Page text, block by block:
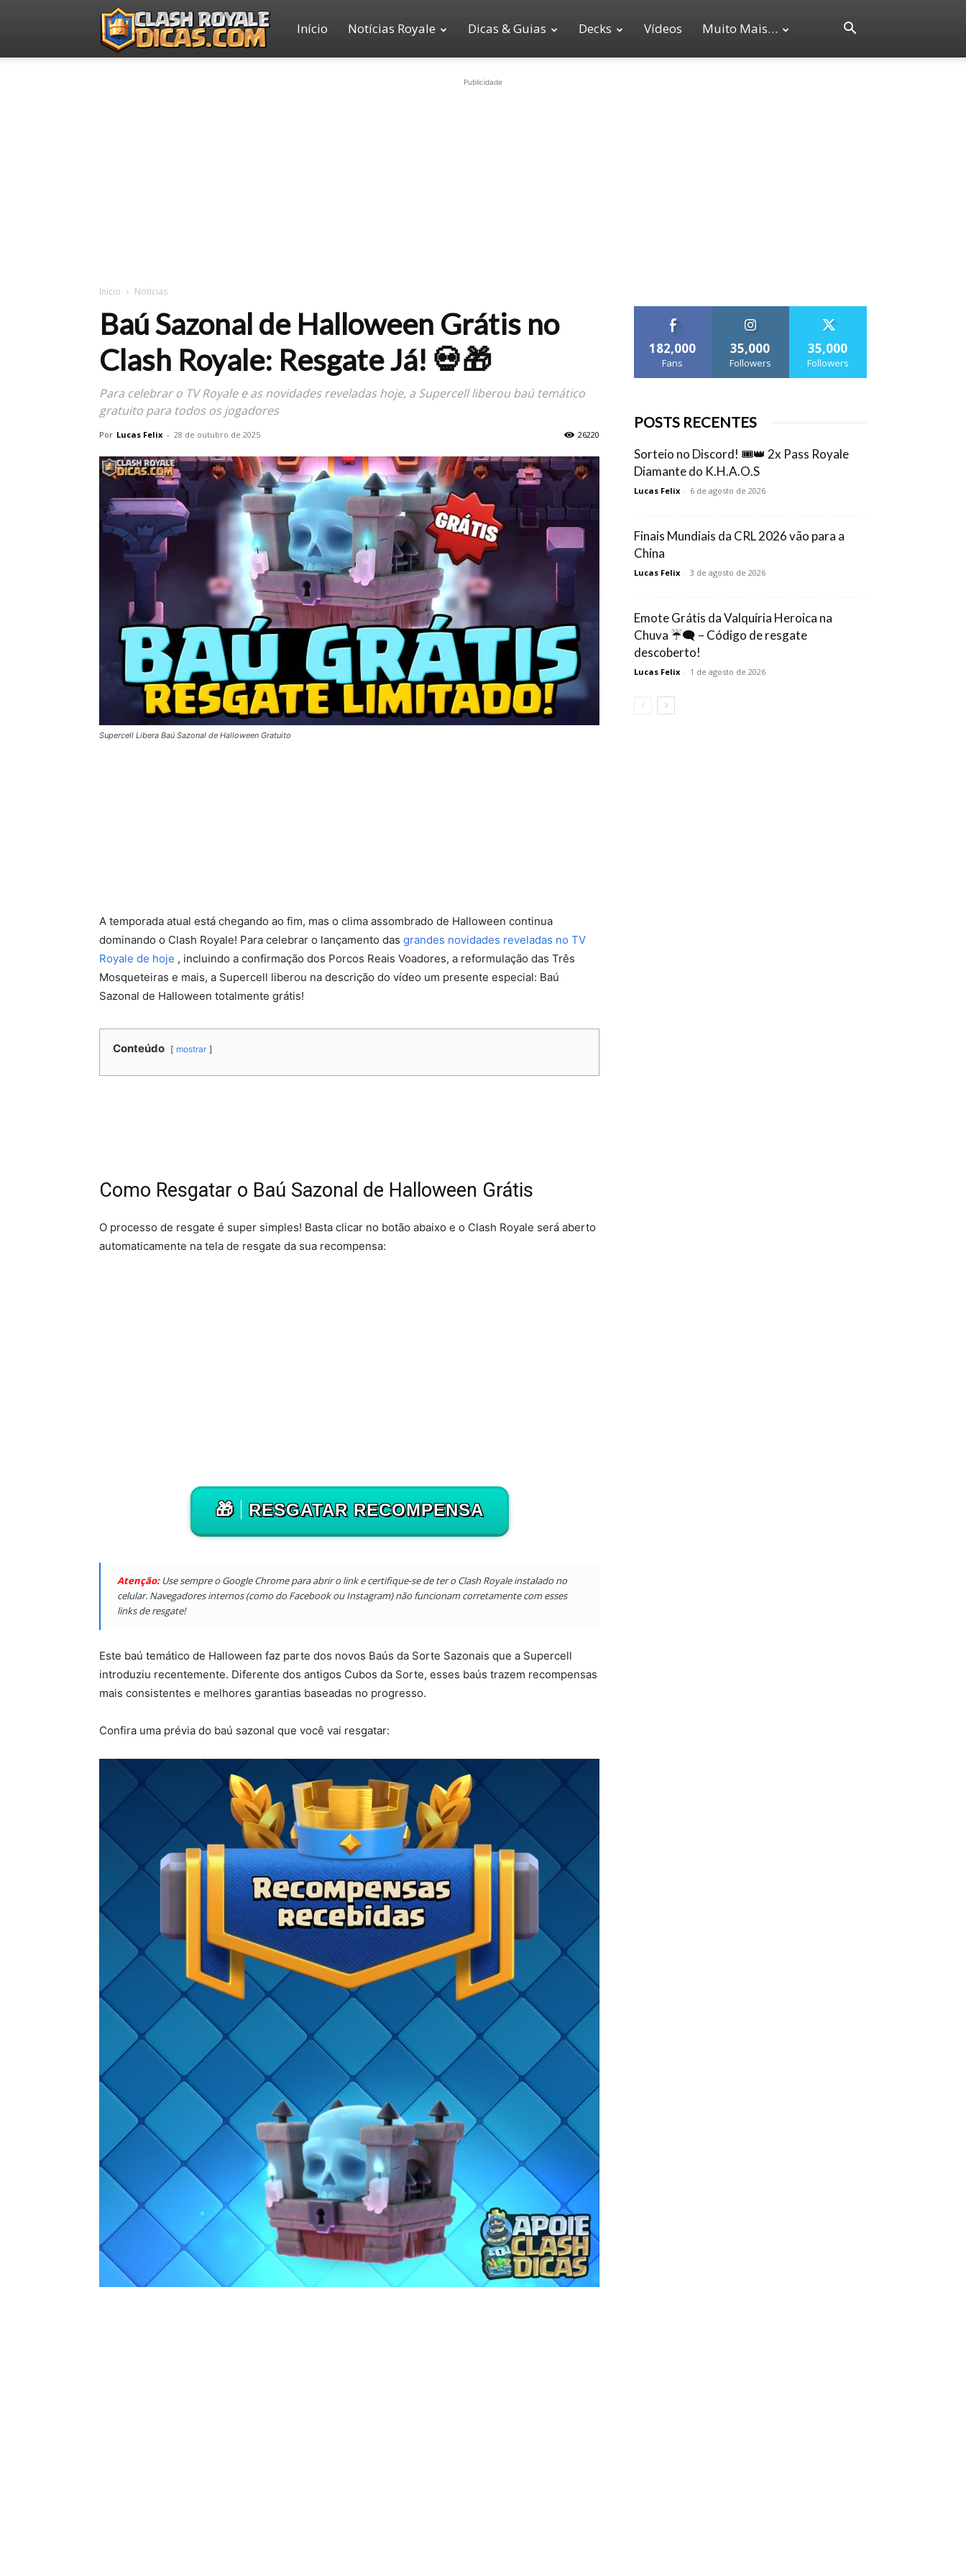
Clash
Início Notícias Royale Dicas & Guias Decks Vídeos Muito Mais…
Publicidade
Início Notícias
Baú Sazonal de Halloween Grátis no
Clash Royale: Resgate Já! 💀🎁
Para celebrar o TV Royale e as novidades reveladas hoje, a Supercell liberou baú temático
gratuito para todos os jogadores
Por Lucas Felix - 28 de outubro de 2025 26220
Supercell Libera Baú Sazonal de Halloween Gratuito
A temporada atual está chegando ao fim, mas o clima assombrado de Halloween continua
dominando o Clash Royale! Para celebrar o lançamento das grandes novidades reveladas no TV
Royale de hoje , incluindo a confirmação dos Porcos Reais Voadores, a reformulação das Três
Mosqueteiras e mais, a Supercell liberou na descrição do vídeo um presente especial: Baú
Sazonal de Halloween totalmente grátis!​​
Conteúdo mostrar
Como Resgatar o Baú Sazonal de Halloween Grátis
O processo de resgate é super simples! Basta clicar no botão abaixo e o Clash Royale será aberto
automaticamente na tela de resgate da sua recompensa:
🎁 RESGATAR RECOMPENSA
Atenção:Use sempre o Google Chrome para abrir o link e certifique-se de ter o Clash Royale instalado no
celular. Navegadores internos (como do Facebook ou Instagram) não funcionam corretamente com esses
links de resgate!
Este baú temático de Halloween faz parte dos novos Baús da Sorte Sazonais que a Supercell
introduziu recentemente. Diferente dos antigos Cubos da Sorte, esses baús trazem recompensas
mais consistentes e melhores garantias baseadas no progresso.​
Confira uma prévia do baú sazonal que você vai resgatar:
182,000
Fans
35,000
Followers
35,000
Followers
POSTS RECENTES
Sorteio no Discord! 🎟️👑 2x Pass Royale
Diamante do K.H.A.O.S
Lucas Felix - 6 de agosto de 2026
Finais Mundiais da CRL 2026 vão para a
China
Lucas Felix - 3 de agosto de 2026
Emote Grátis da Valquíria Heroica na
Chuva ☔🗨️ – Código de resgate
descoberto!
Lucas Felix - 1 de agosto de 2026